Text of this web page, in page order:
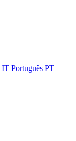
IT Português PT